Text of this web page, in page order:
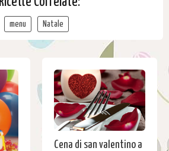
menu Natale
Cena di san valentino a